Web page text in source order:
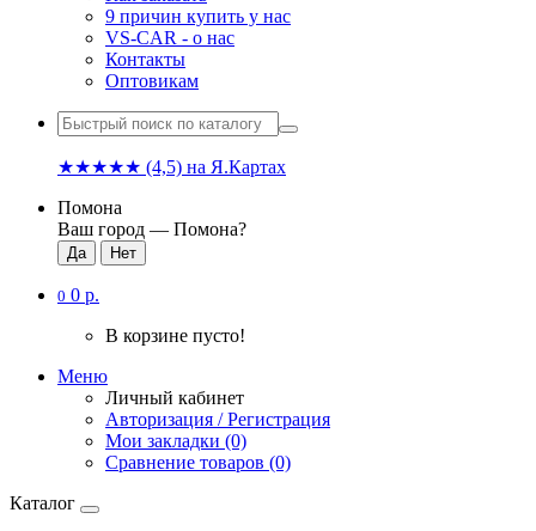
9 причин купить у нас
VS-CAR - о нас
Контакты
Оптовикам
★★★★★ (4,5) на Я.Картах
Помона
Ваш город — Помона?
0 0 р.
В корзине пусто!
Меню
Личный кабинет
Авторизация / Регистрация
Мои закладки (0)
Сравнение товаров (0)
Каталог